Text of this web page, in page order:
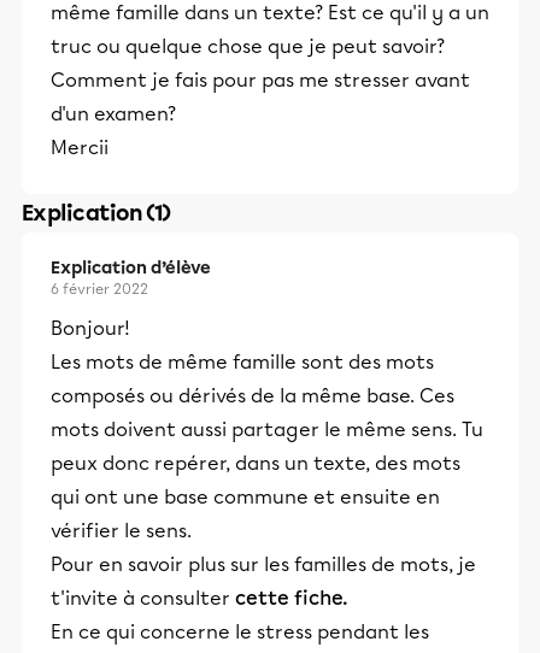
même famille dans un texte? Est ce qu'il y a un
truc ou quelque chose que je peut savoir?
Comment je fais pour pas me stresser avant
d'un examen?
Mercii
Explication (1)
Explication d’élève
6 février 2022
Bonjour!
Les mots de même famille sont des mots
composés ou dérivés de la même base. Ces
mots doivent aussi partager le même sens. Tu
peux donc repérer, dans un texte, des mots
qui ont une base commune et ensuite en
vérifier le sens.
Pour en savoir plus sur les familles de mots, je
t'invite à consulter cette fiche.
En ce qui concerne le stress pendant les